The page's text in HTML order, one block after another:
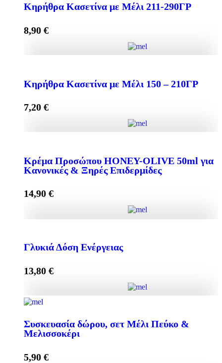
Κηρήθρα Κασετίνα με Μέλι 211-290ΓΡ
8,90 €
Κηρήθρα Κασετίνα με Μέλι 150 – 210ΓΡ
7,20 €
Κρέμα Προσώπου HONEY-OLIVE 50ml για
Κανονικές & Ξηρές Επιδερμίδες
14,90 €
Κανονικές & Ξηρές Επιδερμίδες quantity
Add to cart
Γλυκιά Δόση Ενέργειας
13,80 €
Συσκευασία δώρου, σετ Μέλι Πεύκο &
Μελισσοκέρι
5,90 €